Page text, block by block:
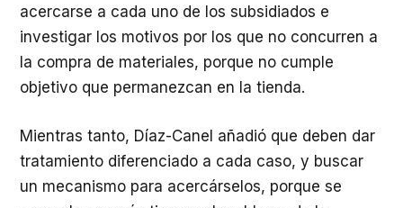
acercarse a cada uno de los subsidiados e
investigar los motivos por los que no concurren a
la compra de materiales, porque no cumple
objetivo que permanezcan en la tienda.
Mientras tanto, Díaz-Canel añadió que deben dar
tratamiento diferenciado a cada caso, y buscar
un mecanismo para acercárselos, porque se